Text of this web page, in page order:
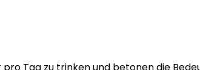
Tag zu trinken und betonen die